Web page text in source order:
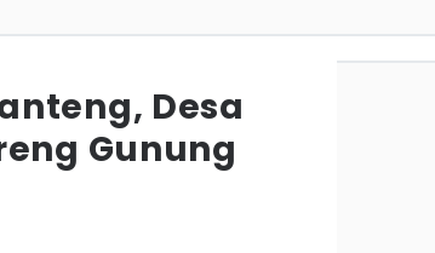
Desa
Gunung